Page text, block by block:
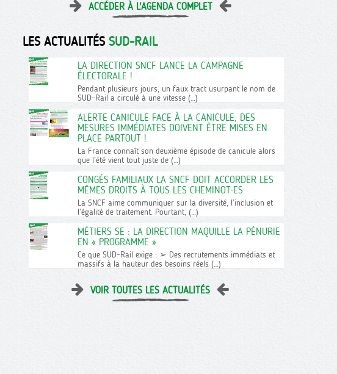
ACCÉDER À L'AGENDA COMPLET
LES ACTUALITÉS SUD-RAIL
LA DIRECTION SNCF LANCE LA CAMPAGNE
ÉLECTORALE !
Pendant plusieurs jours, un faux tract usurpant le nom de
SUD-Rail a circulé à une vitesse (…)
ALERTE CANICULE FACE À LA CANICULE, DES
MESURES IMMÉDIATES DOIVENT ÊTRE MISES EN
PLACE PARTOUT !
La France connaît son deuxième épisode de canicule alors
que l’été vient tout juste de (…)
CONGÉS FAMILIAUX LA SNCF DOIT ACCORDER LES
MÊMES DROITS À TOUS LES CHEMINOT·ES
La SNCF aime communiquer sur la diversité, l’inclusion et
l’égalité de traitement. Pourtant, (…)
MÉTIERS SE : LA DIRECTION MAQUILLE LA PÉNURIE
EN « PROGRAMME »
Ce que SUD-Rail exige : ➢ Des recrutements immédiats et
massifs à la hauteur des besoins réels (…)
VOIR TOUTES LES ACTUALITÉS